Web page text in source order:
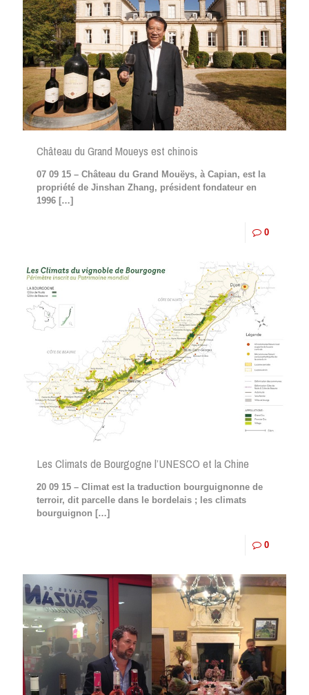
Château du Grand Moueys est chinois
07 09 15 – Château du Grand Mouëys, à Capian, est la
propriété de Jinshan Zhang, président fondateur en
1996 […]
0
Les Climats de Bourgogne l’UNESCO et la Chine
20 09 15 – Climat est la traduction bourguignonne de
terroir, dit parcelle dans le bordelais ; les climats
bourguignon […]
0